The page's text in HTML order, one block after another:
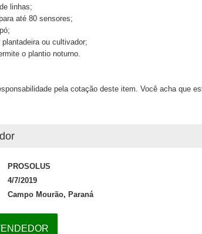
linhas;
até 80 sensores;
ou cultivador;
o plantio noturno.
pela cotação deste item. Você acha que
PROSOLUS
4/7/2019
Campo Mourão, Paraná